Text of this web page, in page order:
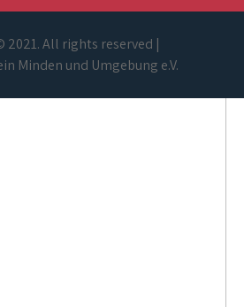
2021. All rights reserved |
Minden und Umgebung e.V.